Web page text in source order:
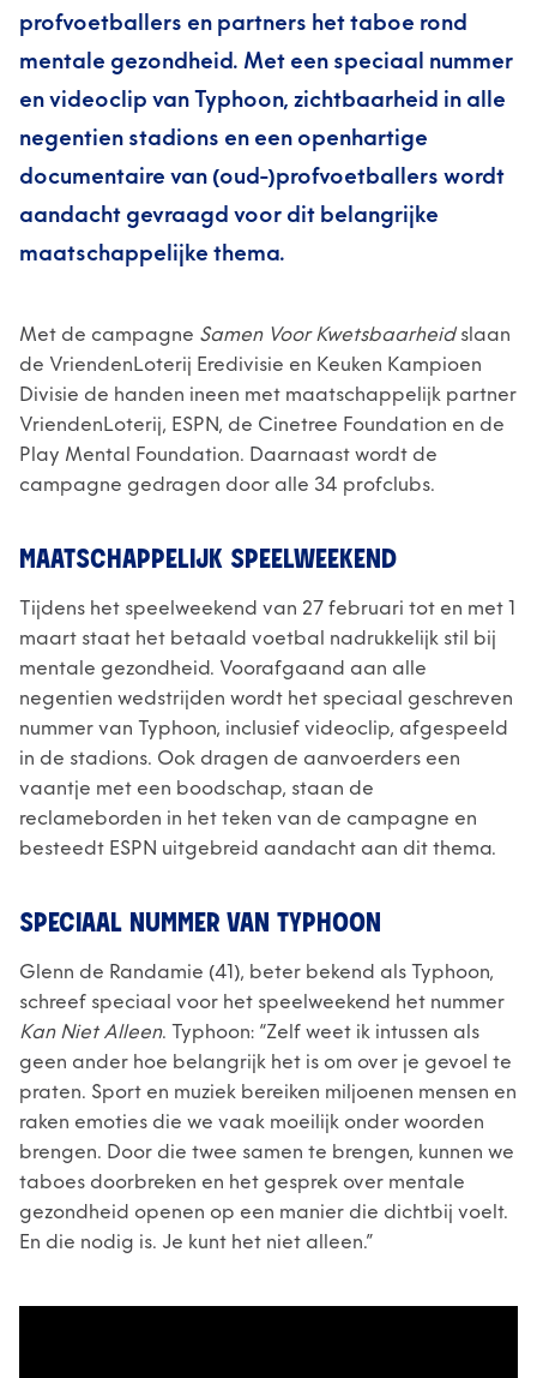
profvoetballers en partners het taboe rond
mentale gezondheid. Met een speciaal nummer
en videoclip van Typhoon, zichtbaarheid in alle
negentien stadions en een openhartige
documentaire van (oud-)profvoetballers wordt
aandacht gevraagd voor dit belangrijke
maatschappelijke thema.
Met de campagne Samen Voor Kwetsbaarheidslaan
de VriendenLoterij Eredivisie en Keuken Kampioen
Divisie de handen ineen met maatschappelijk partner
VriendenLoterij, ESPN, de Cinetree Foundation en de
Play Mental Foundation. Daarnaast wordt de
campagne gedragen door alle 34 profclubs.
MAATSCHAPPELIJK SPEELWEEKEND
Tijdens het speelweekend van 27 februari tot en met 1
maart staat het betaald voetbal nadrukkelijk stil bij
mentale gezondheid. Voorafgaand aan alle
negentien wedstrijden wordt het speciaal geschreven
nummer van Typhoon, inclusief videoclip, afgespeeld
in de stadions. Ook dragen de aanvoerders een
vaantje met een boodschap, staan de
reclameborden in het teken van de campagne en
besteedt ESPN uitgebreid aandacht aan dit thema.
SPECIAAL NUMMER VAN TYPHOON
Glenn de Randamie (41), beter bekend als Typhoon,
schreef speciaal voor het speelweekend het nummer
Kan Niet Alleen. Typhoon: “Zelf weet ik intussen als
geen ander hoe belangrijk het is om over je gevoel te
praten. Sport en muziek bereiken miljoenen mensen en
raken emoties die we vaak moeilijk onder woorden
brengen. Door die twee samen te brengen, kunnen we
taboes doorbreken en het gesprek over mentale
gezondheid openen op een manier die dichtbij voelt.
En die nodig is. Je kunt het niet alleen.”